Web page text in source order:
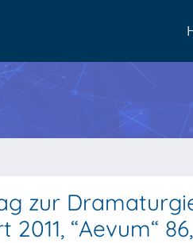
zur
“Aevum“